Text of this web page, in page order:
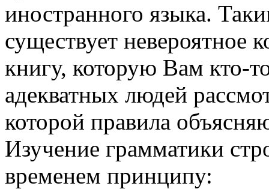
иностранного языка.
существует невероятное
книгу, которую Вам кто-
адекватных людей
которой правила
Изучение грамматики
временем принципу: